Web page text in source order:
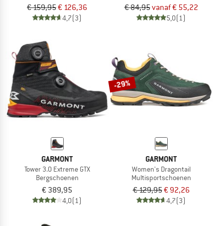
€ 159,95€ 126,36
4,7(3)
€ 84,95vanaf € 55,22
5,0(1)
GARMONT
Tower 3.0 Extreme GTX
Bergschoenen
€ 389,95
4,0(1)
-29%
GARMONT
Women's Dragontail
Multisportschoenen
€ 129,95€ 92,26
4,7(3)